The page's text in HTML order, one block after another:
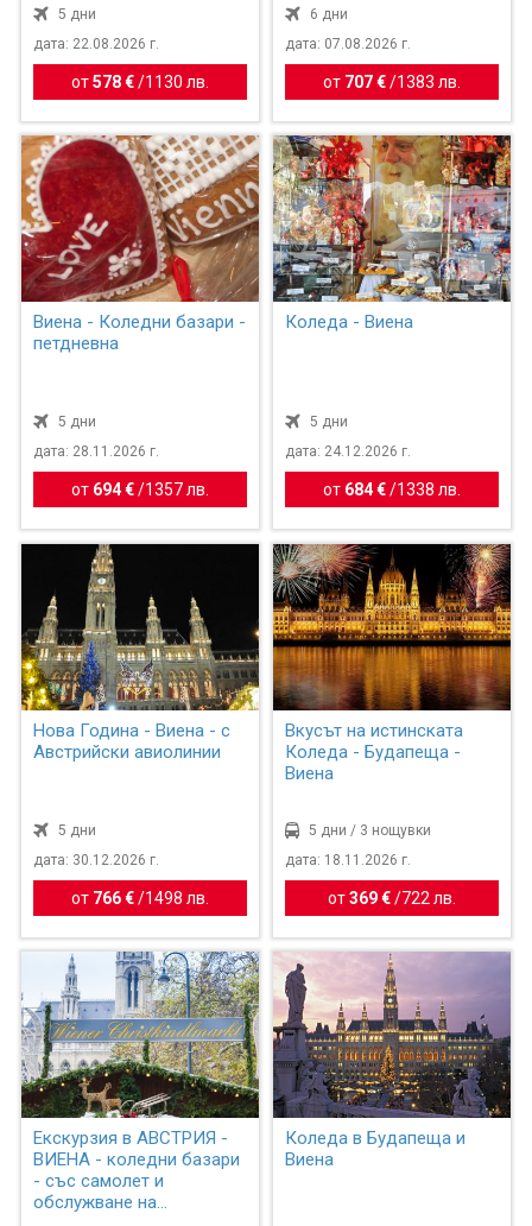
5 дни
дата: 22.08.2026 г.
от578 € / 1130 лв.
6 дни
дата: 07.08.2026 г.
от 707 €/ 1383 лв.
Виена - Коледни базари -
петдневна
5 дни
дата: 28.11.2026 г.
от 694 € / 1357 лв.
Коледа - Виена
5 дни
дата: 24.12.2026 г.
от 684 €/ 1338 лв.
Нова Година - Виена - с
Австрийски авиолинии
5 дни
дата: 30.12.2026 г.
от 766 € / 1498 лв.
Вкусът на истинската
Коледа - Будапеща -
Виена
5 дни / 3 нощувки
дата: 18.11.2026 г.
от369 €/ 722 лв.
Екскурзия в АВСТРИЯ -
ВИЕНА - коледни базари
- със самолет и
обслужване на
Коледа в Будапеща и
Виена